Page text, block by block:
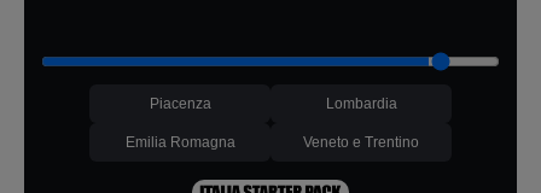
Piacenza Lombardia
Emilia Romagna Veneto e Trentino